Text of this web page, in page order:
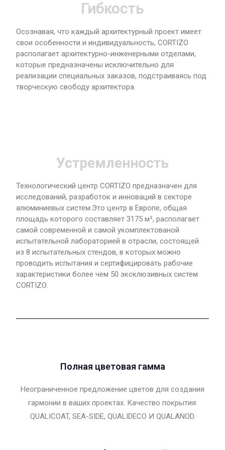
Гибкость
Осознавая, что каждый архитектурный проект имеет
свои особенности и индивидуальность, CORTIZO
располагает архитектурно-инженерными отделами,
которые предназначены исключительно для
реализации специальных заказов, подстраиваясь под
творческую свободу архитектора.
Устремленность
Технологический центр CORTIZO предназначен для
исследований, разработок и инноваций в секторе
алюминиевых систем.Это центр в Европе, общая
площадь которого составляет 3175 м², располагает
самой современной и самой укомплектованой
испытательной лабораторией в отрасли, состоящей
из 8 испытательных стендов, в которых можно
проводить испытания и сертифицировать рабочие
характеристики более чем 50 эксклюзивных систем
CORTIZO.
Полная цветовая гамма
Неограниченное предложение цветов для создания
гармонии в ваших проектах. Качество покрытия:
QUALICOAT, SEA-SIDE, QUALIDECO И QUALANOD.